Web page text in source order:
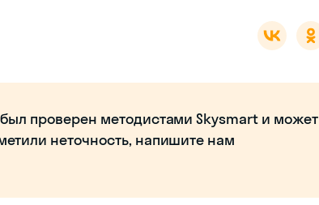
проверен методистами Skysmart и может
неточность, напишите нам